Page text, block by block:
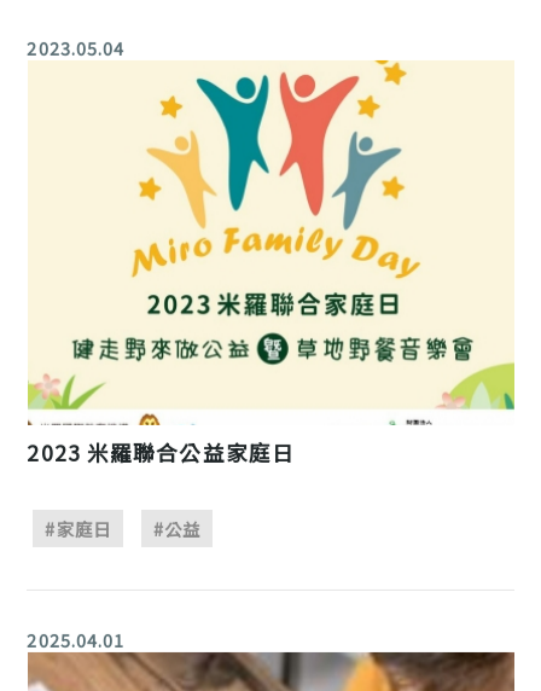
2023.05.04
2023 米羅聯合公益家庭日
#家庭日 #公益
2025.04.01